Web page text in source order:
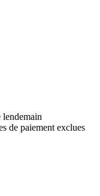
de paiement exclues